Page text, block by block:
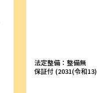
法定整備：整備無
保証付 (2031(令和